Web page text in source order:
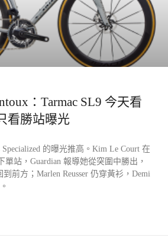
：Tarmac SL9 今天看
看勝站曝光
的曝光推高。Kim Le Court 在
單站，Guardian 報導她從突圍中勝出，
前方；Marlen Reusser 仍穿黃衫，Demi